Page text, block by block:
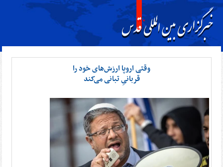
وقتی اروپا ارزش‌های خود را
قربانیِ تبانی می‌کند